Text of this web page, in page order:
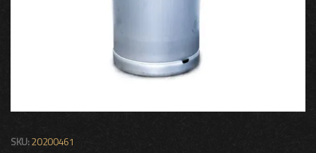
SKU:20200461